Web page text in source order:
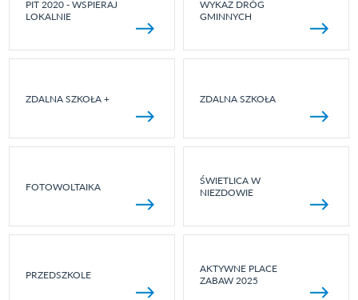
PIT 2020 - WSPIERAJ
LOKALNIE
WYKAZ DRÓG
GMINNYCH
ZDALNA SZKOŁA + ZDALNA SZKOŁA
FOTOWOLTAIKA
ŚWIETLICA W
NIEZDOWIE
PRZEDSZKOLE
AKTYWNE PLACE
ZABAW 2025